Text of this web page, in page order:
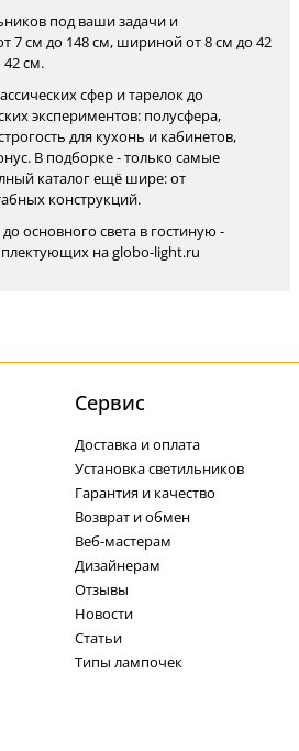
под ваши задачи и
7 см до 148 см, шириной от 8 см до 42
42 см.
сфер и тарелок до
экспериментов: полусфера,
для кухонь и кабинетов,
В подборке - только самые
каталог ещё шире: от
конструкций.
основного света в гостиную -
на globo-light.ru
Cервис
Доставка и оплата
Установка светильников
Гарантия и качество
Возврат и обмен
Веб-мастерам
Дизайнерам
Отзывы
Новости
Статьи
Типы лампочек